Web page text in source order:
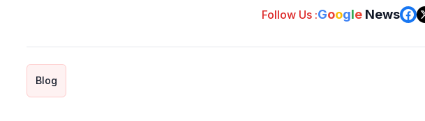
Follow Us :Google News
Blog